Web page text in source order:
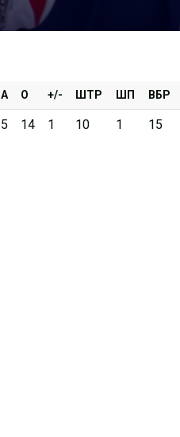
Реактор
Сибирские Cнайперы
Спутник Ал
А О +/- ШТР ШП ВБР
5 14 1 10 1 15